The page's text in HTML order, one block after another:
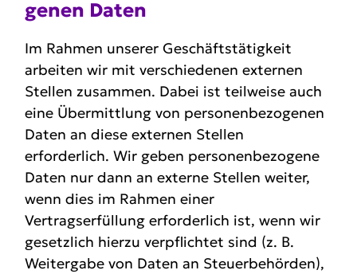
genen Daten
Im Rahmen unserer Geschäftstätigkeit
arbeiten wir mit verschiedenen externen
Stellen zusammen. Dabei ist teilweise auch
eine Übermittlung von personenbezogenen
Daten an diese externen Stellen
erforderlich. Wir geben personenbezogene
Daten nur dann an externe Stellen weiter,
wenn dies im Rahmen einer
Vertragserfüllung erforderlich ist, wenn wir
gesetzlich hierzu verpflichtet sind (z. B.
Weitergabe von Daten an Steuerbehörden),